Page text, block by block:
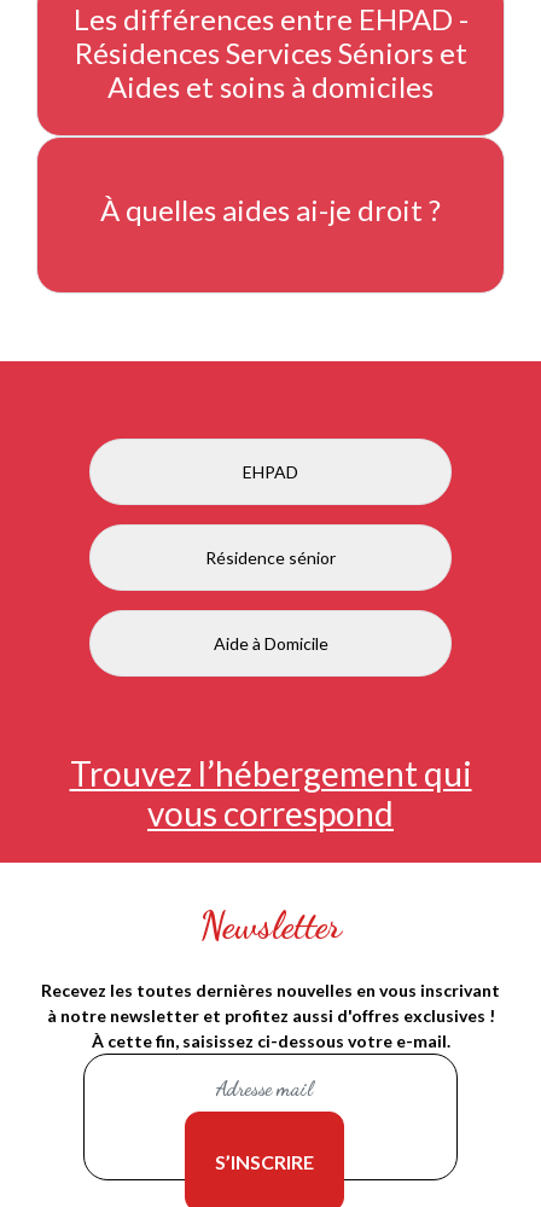
Les différences entre EHPAD -
Résidences Services Séniors et
Aides et soins à domiciles
À quelles aides ai-je droit ?
EHPAD
Résidence sénior
Aide à Domicile
Trouvez l’hébergement qui
vous correspond
Newsletter
Recevez les toutes dernières nouvelles en vous inscrivant
à notre newsletter et profitez aussi d'offres exclusives !
À cette fin, saisissez ci-dessous votre e-mail.